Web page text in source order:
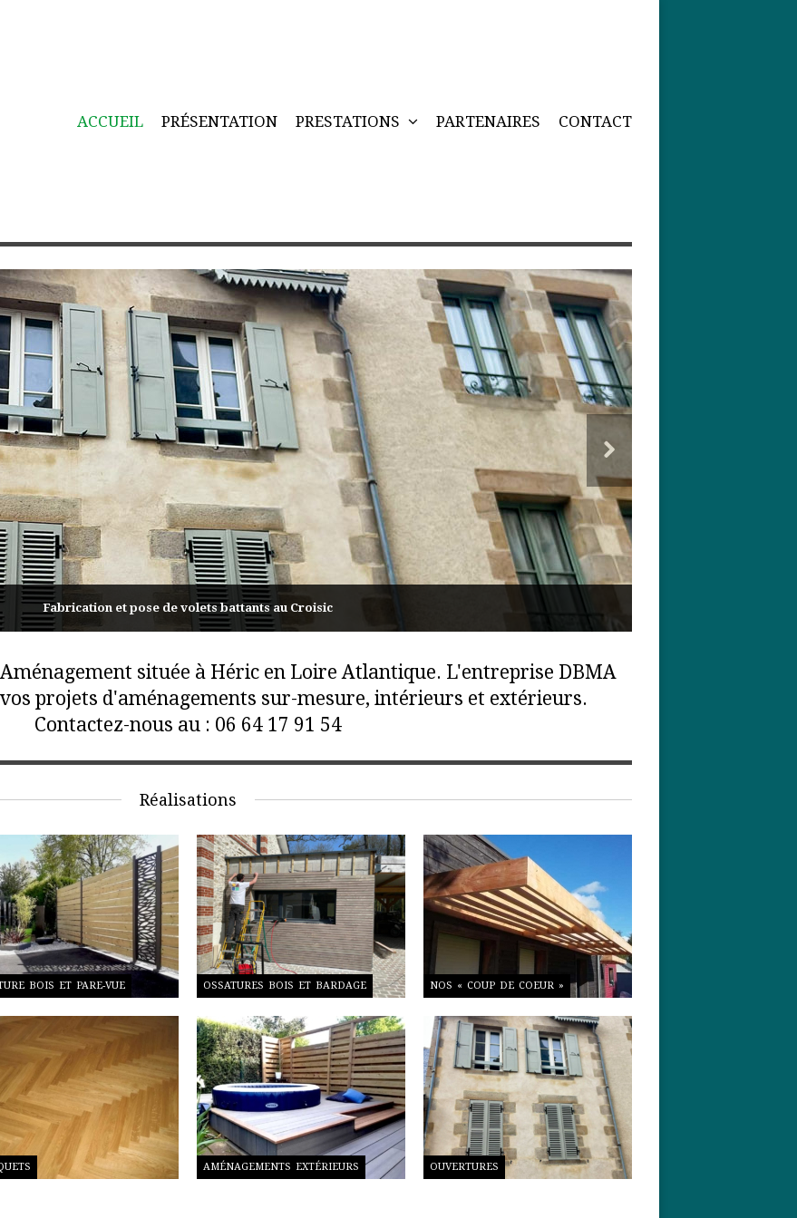
ACCUEIL PRÉSENTATION PRESTATIONS PARTENAIRES CONTACT
Fabrication et pose de volets battants au Croisic
située à Héric en Loire Atlantique. L'entreprise DBMA
projets d'aménagements sur-mesure, intérieurs et extérieurs.
Contactez-nous au : 06 64 17 91 54
Réalisations
BOIS ET PARE-VUE OSSATURES BOIS ET BARDAGE NOS « COUP DE COEUR »
AMÉNAGEMENTS EXTÉRIEURS OUVERTURES